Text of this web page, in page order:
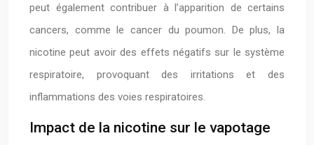
peut également contribuer à l’apparition de certains
cancers, comme le cancer du poumon. De plus, la
nicotine peut avoir des effets négatifs sur le système
respiratoire, provoquant des irritations et des
inflammations des voies respiratoires.
Impact de la nicotine sur le vapotage